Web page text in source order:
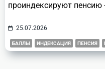
проиндексируют
25.07.2026
БАЛЛЫ ИНДЕКСАЦИЯ ПЕНСИЯ